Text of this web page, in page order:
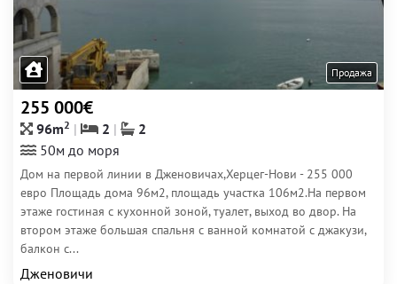
Продажа
255 000€
96m2 2
2
50м до моря
Дом на первой линии в Дженовичах,Херцег-Нови - 255 000
евро Площадь дома 96м2, площадь участка 106м2.На первом
этаже гостиная с кухонной зоной, туалет, выход во двор. На
втором этаже большая спальня с ванной комнатой с джакузи,
балкон с...
Дженовичи